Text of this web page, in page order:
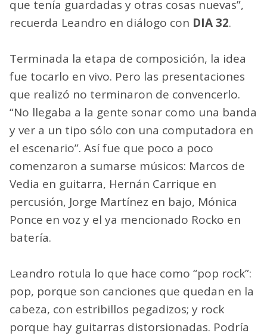
que tenía guardadas y otras cosas nuevas”,
recuerda Leandro en diálogo con DIA 32.
Terminada la etapa de composición, la idea
fue tocarlo en vivo. Pero las presentaciones
que realizó no terminaron de convencerlo.
“No llegaba a la gente sonar como una banda
y ver a un tipo sólo con una computadora en
el escenario”. Así fue que poco a poco
comenzaron a sumarse músicos: Marcos de
Vedia en guitarra, Hernán Carrique en
percusión, Jorge Martínez en bajo, Mónica
Ponce en voz y el ya mencionado Rocko en
batería.
Leandro rotula lo que hace como “pop rock”:
pop, porque son canciones que quedan en la
cabeza, con estribillos pegadizos; y rock
porque hay guitarras distorsionadas. Podría